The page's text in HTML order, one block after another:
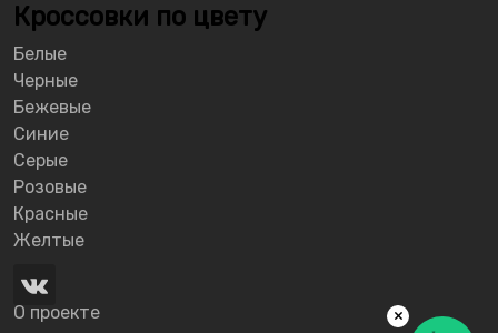
Кроссовки по цвету
Белые
Черные
Бежевые
Синие
Серые
Розовые
Красные
Желтые
О проекте ×